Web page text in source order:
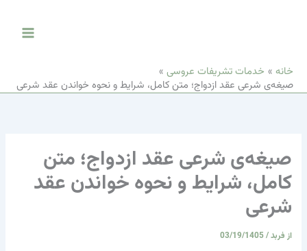
خانه
خدمات تشریفات عروسی
صیغه‌ی شرعی عقد ازدواج؛ متن کامل، شرایط و نحوه خواندن عقد شرعی
صیغه‌ی شرعی عقد ازدواج؛ متن
کامل، شرایط و نحوه خواندن عقد
شرعی
از فربد/
03/19/1405